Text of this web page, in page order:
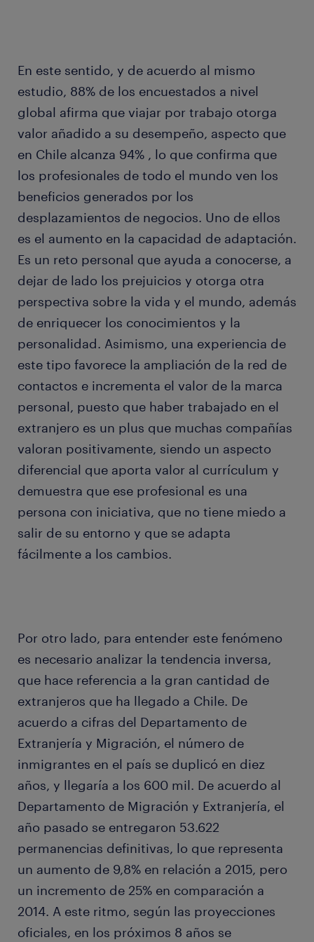
En este sentido, y de acuerdo al mismo
estudio, 88% de los encuestados a nivel
global afirma que viajar por trabajo otorga
valor añadido a su desempeño, aspecto que
en Chile alcanza 94% , lo que confirma que
los profesionales de todo el mundo ven los
beneficios generados por los
desplazamientos de negocios. Uno de ellos
es el aumento en la capacidad de adaptación.
Es un reto personal que ayuda a conocerse, a
dejar de lado los prejuicios y otorga otra
perspectiva sobre la vida y el mundo, además
de enriquecer los conocimientos y la
personalidad. Asimismo, una experiencia de
este tipo favorece la ampliación de la red de
contactos e incrementa el valor de la marca
personal, puesto que haber trabajado en el
extranjero es un plus que muchas compañías
valoran positivamente, siendo un aspecto
diferencial que aporta valor al currículum y
demuestra que ese profesional es una
persona con iniciativa, que no tiene miedo a
salir de su entorno y que se adapta
fácilmente a los cambios.
Por otro lado, para entender este fenómeno
es necesario analizar la tendencia inversa,
que hace referencia a la gran cantidad de
extranjeros que ha llegado a Chile. De
acuerdo a cifras del Departamento de
Extranjería y Migración, el número de
inmigrantes en el país se duplicó en diez
años, y llegaría a los 600 mil. De acuerdo al
Departamento de Migración y Extranjería, el
año pasado se entregaron 53.622
permanencias definitivas, lo que representa
un aumento de 9,8% en relación a 2015, pero
un incremento de 25% en comparación a
2014. A este ritmo, según las proyecciones
oficiales, en los próximos 8 años se